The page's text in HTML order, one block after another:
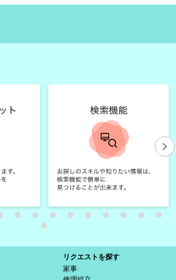
リクエストを探す
家事